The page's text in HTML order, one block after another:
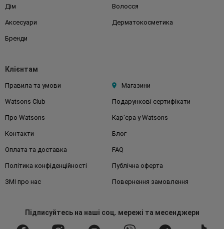
Дім Волосся
Аксесуари Дерматокосметика
Бренди
Клієнтам
Правила та умови Магазини
Watsons Club Подарункові сертифікати
Про Watsons Кар'єра у Watsons
Контакти Блог
Оплата та доставка FAQ
Політика конфіденційності Публічна оферта
ЗМІ про нас Повернення замовлення
Підписуйтесьна наші соц. мережі та месенджери